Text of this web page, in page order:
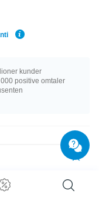
kunder
positive omtaler